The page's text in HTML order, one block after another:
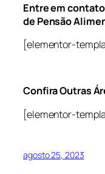
Entre em
de Pensão
[elementor-
Confira Outras
[elementor-
agosto 25, 2023